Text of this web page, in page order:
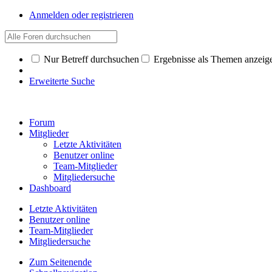
Anmelden oder registrieren
Nur Betreff durchsuchen Ergebnisse als Themen
Erweiterte Suche
Forum
Mitglieder
Letzte Aktivitäten
Benutzer online
Team-Mitglieder
Mitgliedersuche
Dashboard
Letzte Aktivitäten
Benutzer online
Team-Mitglieder
Mitgliedersuche
Zum Seitenende